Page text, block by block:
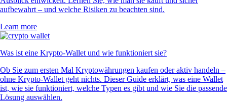
aufbewahrt – und welche Risiken zu beachten sind.
Learn more
Was ist eine Krypto-Wallet und wie funktioniert sie?
Ob Sie zum ersten Mal Kryptowährungen kaufen oder aktiv handeln –
ohne Krypto-Wallet geht nichts. Dieser Guide erklärt, was eine Wallet
ist, wie sie funktioniert, welche Typen es gibt und wie Sie die passende
Lösung auswählen.